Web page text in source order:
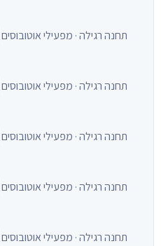
תחנה רגילה · מפעילי אוטובוסים
תחנה רגילה · מפעילי אוטובוסים
תחנה רגילה · מפעילי אוטובוסים
תחנה רגילה · מפעילי אוטובוסים
תחנה רגילה · מפעילי אוטובוסים